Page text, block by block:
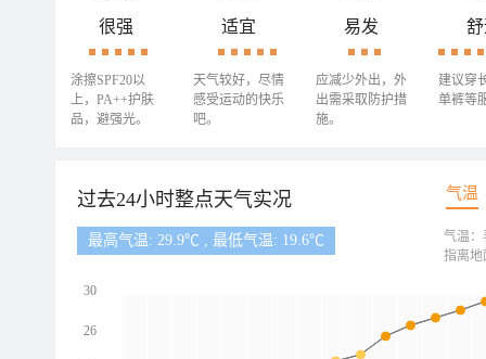
很强
涂擦SPF20以
上，PA++护肤
品，避强光。
适宜
天气较好，尽情
感受运动的快乐
吧。
易发
应减少外出，外
出需采取防护措
施。
建议穿
单裤等
过去24小时整点天气实况 气温
最高气温: 29.9℃ , 最低气温: 19.6℃
30
26
气温：
指离地